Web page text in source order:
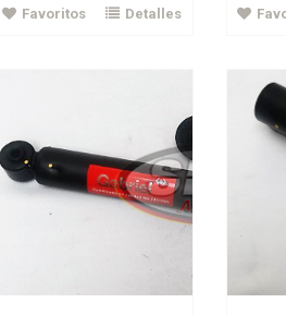
Favoritos Detalles
Agregar al carrito